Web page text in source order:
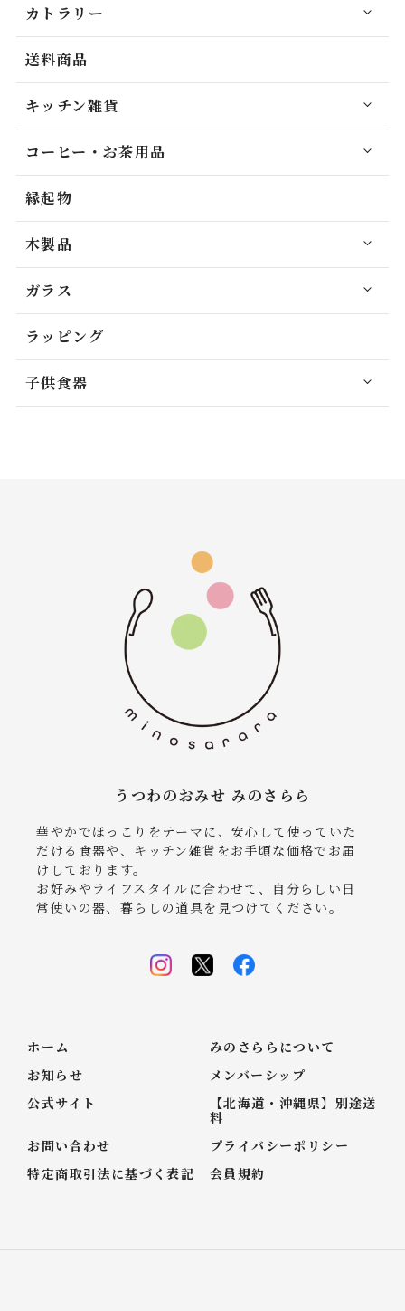
カトラリー
送料商品
キッチン雑貨
コーヒー・お茶用品
縁起物
木製品
ガラス
ラッピング
子供食器
うつわのおみせ みのさらら
華やかでほっこりをテーマに、安心して使っていた
だける食器や、キッチン雑貨をお手頃な価格でお届
けしております。
お好みやライフスタイルに合わせて、自分らしい日
常使いの器、暮らしの道具を見つけてください。
ホーム
みのさららについて
お知らせ
メンバーシップ
公式サイト
【北海道・沖縄県】別途送
料
お問い合わせ
プライバシーポリシー
特定商取引法に基づく表記
会員規約